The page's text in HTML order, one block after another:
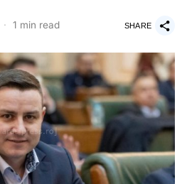
1 min read SHARE